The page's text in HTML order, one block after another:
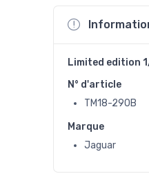
Limited edition
N° d'article
TM18-290B
Marque
Jaguar